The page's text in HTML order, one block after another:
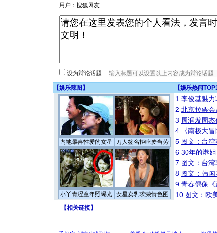
用户：
设为辩论话题
【娱乐辣图 】 【娱乐热闻
内地最喜性爱的女星 万人签名拒吃麦当劳
小丫青涩童年照曝光 女星卖乳求荣情色图
1 李俊基魅力
2 北京拉票
3 周润发周
4
《南极大
5 图文：台
6 30年的港
7 图文：台
8 图文：韩
9 青春偶像《
10 图文：欧
【相关链接】